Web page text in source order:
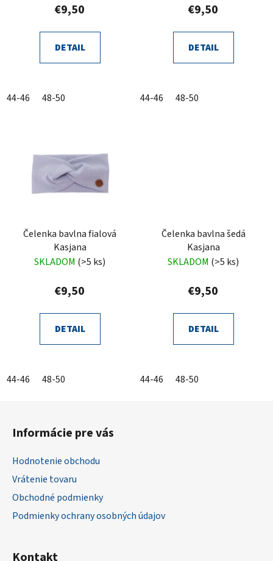
€9,50
DETAIL
44-46 48-50
€9,50
DETAIL
44-46 48-50
Čelenka bavlna fialová
Kasjana
SKLADOM (>5 ks)
€9,50
DETAIL
44-46 48-50
Čelenka bavlna šedá
Kasjana
SKLADOM (>5 ks)
€9,50
DETAIL
44-46 48-50
Informácie pre vás
Hodnotenie obchodu
Vrátenie tovaru
Obchodné podmienky
Podmienky ochrany osobných údajov